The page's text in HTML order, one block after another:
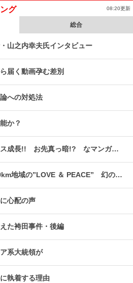
グ 08:20更新
総合
山之内幸夫氏インタビュー
届く動画孕む差別
への対処法
か？
１０年連続でマイナス成長!! お先真っ暗!? なマンガ産業研究
福島第一原発事故20km地域の”LOVE ＆ PEACE” 幻のコミューン「獏原人村」の現在
心配の声
た袴田事件・後編
系大統領が
執着する理由